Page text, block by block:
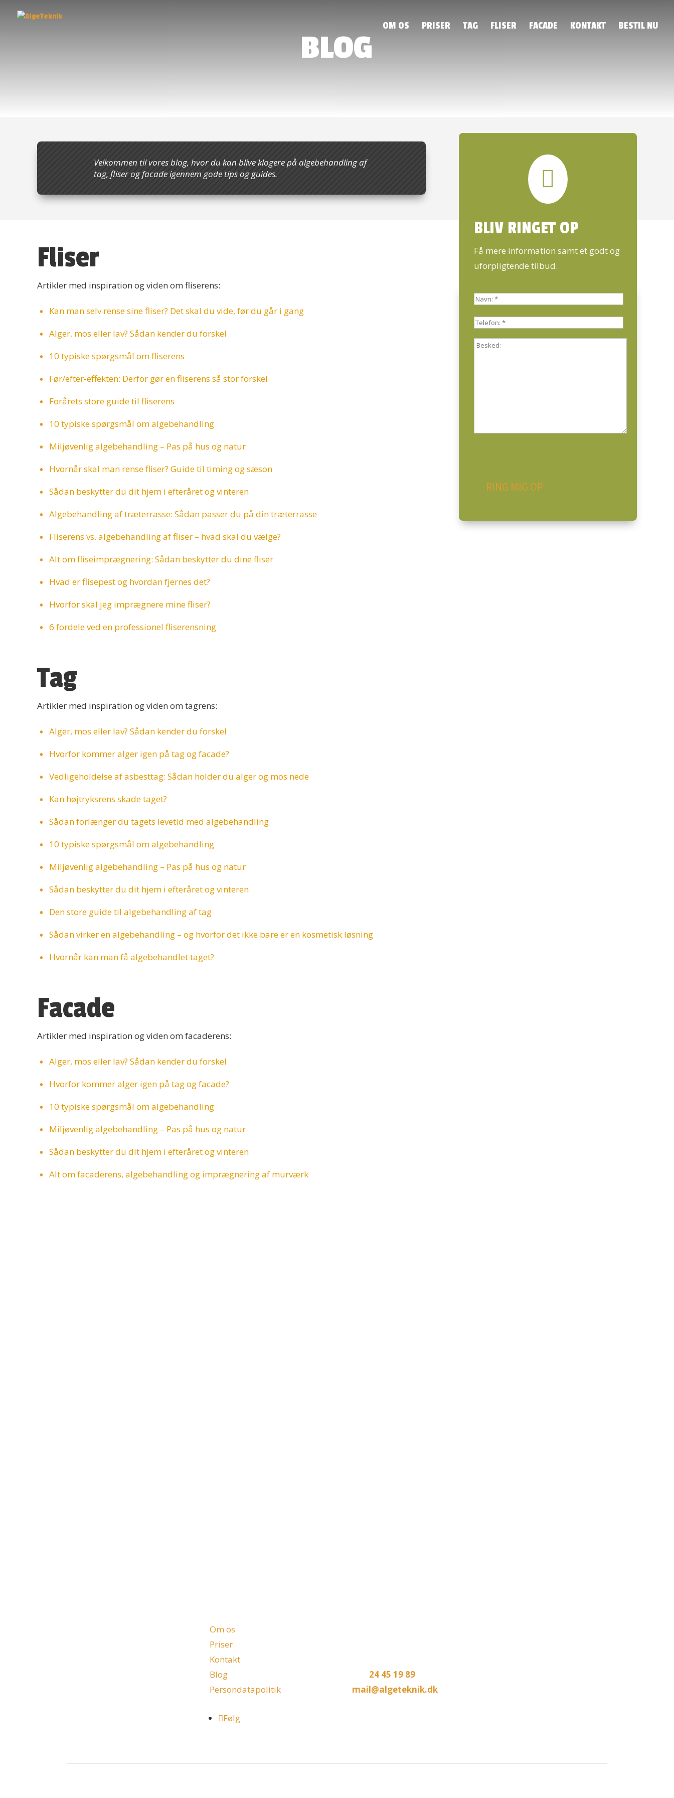
OM OS PRISER TAG FLISER FACADE KONTAKT BESTIL NU
BLOG
Velkommen til vores blog, hvor du kan blive klogere på algebehandling af
tag, fliser og facade igennem gode tips og guides.
Fliser
Artikler med inspiration og viden om fliserens:
Kan man selv rense sine fliser? Det skal du vide, før du går i gang
Alger, mos eller lav? Sådan kender du forskel
10 typiske spørgsmål om fliserens
Før/efter-effekten: Derfor gør en fliserens så stor forskel
Forårets store guide til fliserens
10 typiske spørgsmål om algebehandling
Miljøvenlig algebehandling – Pas på hus og natur
Hvornår skal man rense fliser? Guide til timing og sæson
Sådan beskytter du dit hjem i efteråret og vinteren
Algebehandling af træterrasse: Sådan passer du på din træterrasse
Fliserens vs. algebehandling af fliser – hvad skal du vælge?
Alt om fliseimprægnering: Sådan beskytter du dine fliser
Hvad er flisepest og hvordan fjernes det?
Hvorfor skal jeg imprægnere mine fliser?
6 fordele ved en professionel fliserensning
Tag
Artikler med inspiration og viden om tagrens:
Alger, mos eller lav? Sådan kender du forskel
Hvorfor kommer alger igen på tag og facade?
Vedligeholdelse af asbesttag: Sådan holder du alger og mos nede
Kan højtryksrens skade taget?
Sådan forlænger du tagets levetid med algebehandling
10 typiske spørgsmål om algebehandling
Miljøvenlig algebehandling – Pas på hus og natur
Sådan beskytter du dit hjem i efteråret og vinteren
Den store guide til algebehandling af tag
Sådan virker en algebehandling – og hvorfor det ikke bare er en kosmetisk løsning
Hvornår kan man få algebehandlet taget?
Facade
Artikler med inspiration og viden om facaderens:
Alger, mos eller lav? Sådan kender du forskel
Hvorfor kommer alger igen på tag og facade?
10 typiske spørgsmål om algebehandling
Miljøvenlig algebehandling – Pas på hus og natur
Sådan beskytter du dit hjem i efteråret og vinteren
Alt om facaderens, algebehandling og imprægnering af murværk

BLIV RINGET OP
Få mere information samt et godt og
uforpligtende tilbud.
RING MIG OP
Om os
Priser
Kontakt
Blog
Persondatapolitik
Følg
24 45 19 89
mail@algeteknik.dk